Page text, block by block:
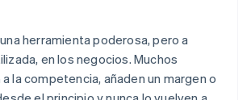
pequeños y rápidos
herramienta poderosa, pero a
en los negocios. Muchos
la competencia, añaden un margen o